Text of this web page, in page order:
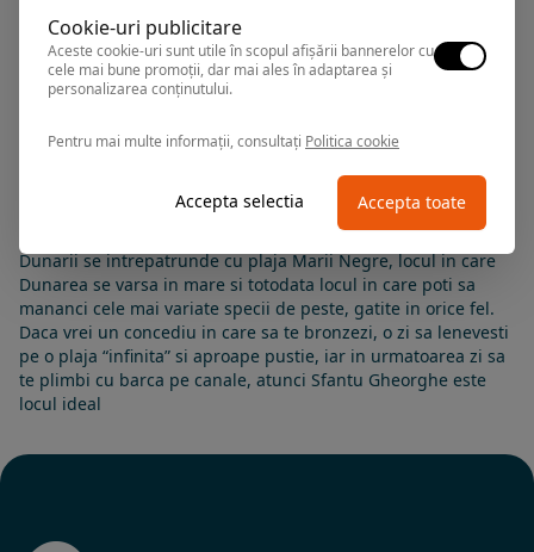
Sfantu Gheoghe este un punct terminus, locul in care Delta
Dunarii se intrepatrunde cu plaja Marii Negre, locul in care
Dunarea se varsa in mare si totodata locul in care poti sa
mananci cele mai variate specii de peste, gatite in orice fel.
Daca vrei un concediu in care sa te bronzezi, o zi sa lenevesti
pe o plaja “infinita” si aproape pustie, iar in urmatoarea zi sa
te plimbi cu barca pe canale, atunci Sfantu Gheorghe este
locul ideal
Cookie-uri publicitare
Aceste cookie-uri sunt utile în scopul afișării bannerelor cu
cele mai bune promoții, dar mai ales în adaptarea și
personalizarea conținutului.
Pentru mai multe informații, consultați Politica cookie
Accepta selectia Accepta toate